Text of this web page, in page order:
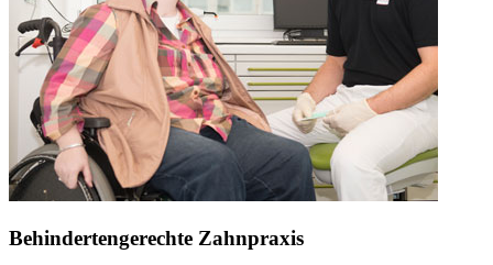
Behindertengerechte Zahnpraxis